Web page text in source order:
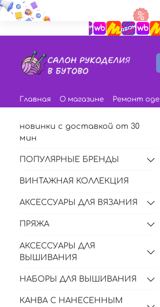
Главная О магазине Ремонт
новинки с доставкой от 30
мин
ПОПУЛЯРНЫЕ БРЕНДЫ
ВИНТАЖНАЯ КОЛЛЕКЦИЯ
АКСЕССУАРЫ ДЛЯ ВЯЗАНИЯ
ПРЯЖА
АКСЕССУАРЫ ДЛЯ
ВЫШИВАНИЯ
НАБОРЫ ДЛЯ ВЫШИВАНИЯ
КАНВА С НАНЕСЕННЫМ